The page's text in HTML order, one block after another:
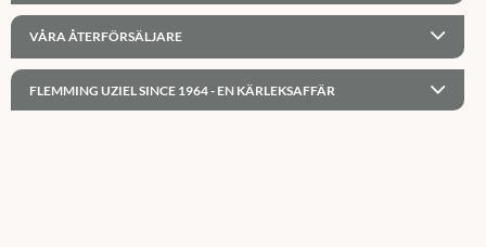
VÅRA ÅTERFÖRSÄLJARE
FLEMMING UZIEL SINCE 1964 - EN KÄRLEKSAFFÄR